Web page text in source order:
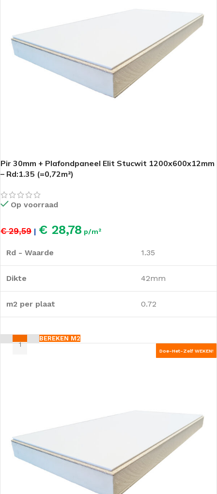
Pir 30mm + Plafondpaneel Elit Stucwit 1200x600x12mm
– Rd:1.35 (=0,72m²)
Op voorraad
€ 29,59 | € 28,78 p/m²
Rd - Waarde 1.35
Dikte 42mm
m2 per plaat 0.72
BEREKEN M2
Doe-Het-Zelf WEKEN!